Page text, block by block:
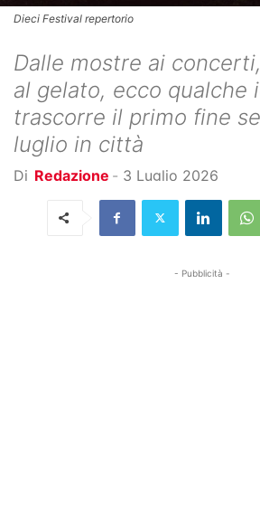
Dieci Festival repertorio
Dalle mostre ai
al gelato, ecco qualche
trascorre il primo fine
luglio in città
Di Redazione - 3 Luglio 2026
- Pubblicità -